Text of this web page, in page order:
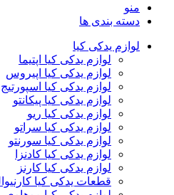
منو
دسته بندی ها
لوازم یدکی کیا
لوازم یدکی کیا اپتیما
لوازم یدکی کیا اپیروس
لوازم یدکی کیا اسپورتیج
لوازم یدکی کیا پیکانتو
لوازم یدکی کیا ریو
لوازم یدکی کیا سراتو
لوازم یدکی کیا سورنتو
لوازم یدکی کیا کادنزا
لوازم یدکی کیا کارنز
قطعات یدکی کیا